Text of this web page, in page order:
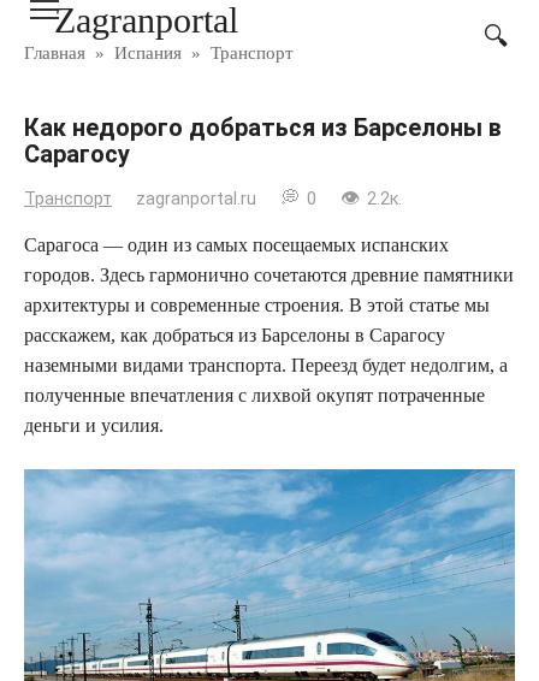
ПерейтиZagranportal
Главная » Испания » Транспорт
Как недорого добраться из Барселоны в
Сарагосу
Транспорт zagranportal.ru 0 2.2к.
Сарагоса — один из самых посещаемых испанских
городов. Здесь гармонично сочетаются древние памятники
архитектуры и современные строения. В этой статье мы
расскажем, как добраться из Барселоны в Сарагосу
наземными видами транспорта. Переезд будет недолгим, а
полученные впечатления с лихвой окупят потраченные
деньги и усилия.